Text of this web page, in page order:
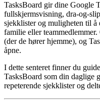
TasksBoard gir dine Google
fullskjermsvisning, dra-og-
sjekklister og muligheten til å
familie eller
(der de hører hjemme), og
åpne.
I dette senteret finner du
TasksBoard som din daglige
repeterende sjekklister og